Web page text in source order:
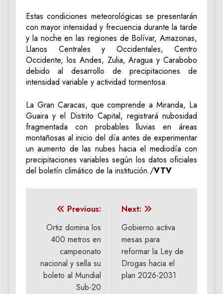
Estas condiciones meteorológicas se presentarán
con mayor intensidad y frecuencia durante la tarde
y la noche en las regiones de Bolívar, Amazonas,
Llanos Centrales y Occidentales, Centro
Occidente, los Andes, Zulia, Aragua y Carabobo
debido al desarrollo de precipitaciones de
intensidad variable y actividad tormentosa.
La Gran Caracas, que comprende a Miranda, La
Guaira y el Distrito Capital, registrará nubosidad
fragmentada con probables lluvias en áreas
montañosas al inicio del día antes de experimentar
un aumento de las nubes hacia el mediodía con
precipitaciones variables según los datos oficiales
del boletín climático de la institución./VTV
Navegación
de
entradas
Previous:
Ortiz domina los
400 metros en
campeonato
nacional y sella su
boleto al Mundial
Sub-20
Next:
Gobierno activa
mesas para
reformar la Ley de
Drogas hacia el
plan 2026-2031